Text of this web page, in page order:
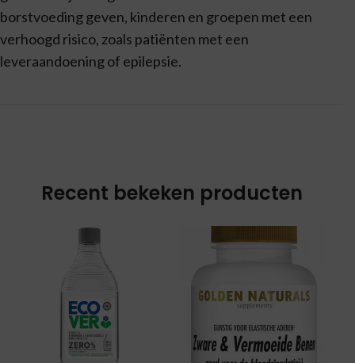
borstvoeding geven, kinderen en groepen met een
verhoogd risico, zoals patiënten met een
leveraandoening of epilepsie.
Recent bekeken producten